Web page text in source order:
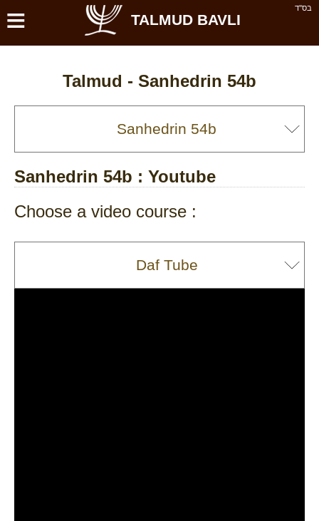
בס''ד ≡ TALMUD BAVLI
Talmud - Sanhedrin 54b
Sanhedrin 54b : Youtube
Choose a video course :